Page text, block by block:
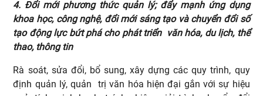
4. Đổi mới phương thức quản lý; đẩy mạnh ứng dụng
khoa học, công nghệ, đổi mới sáng tạo và chuyển đổi số
tạo động lực bứt phá cho phát triển văn hóa, du lịch, thể
thao, thông tin
Rà soát, sửa đổi, bổ sung, xây dựng các quy trình, quy
định quản lý, quản trị văn hóa hiện đại gắn với sự hiệu